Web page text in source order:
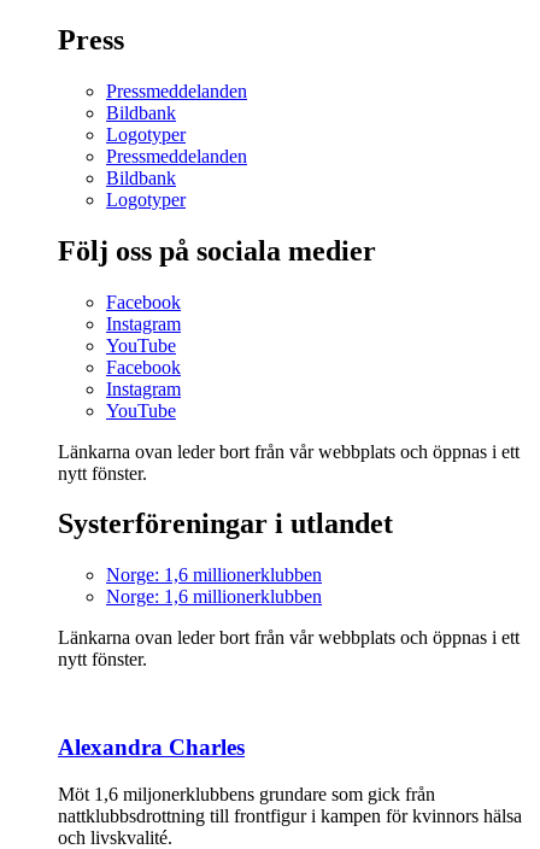
Press
Pressmeddelanden
Bildbank
Logotyper
Pressmeddelanden
Bildbank
Logotyper
Följ oss på sociala medier
Facebook
Instagram
YouTube
Facebook
Instagram
YouTube
Länkarna ovan leder bort från vår webbplats och öppnas i ett
nytt fönster.
Systerföreningar i utlandet
Norge: 1,6 millionerklubben
Norge: 1,6 millionerklubben
Länkarna ovan leder bort från vår webbplats och öppnas i ett
nytt fönster.
Alexandra Charles
Möt 1,6 miljonerklubbens grundare som gick från
nattklubbsdrottning till frontfigur i kampen för kvinnors hälsa
och livskvalité.